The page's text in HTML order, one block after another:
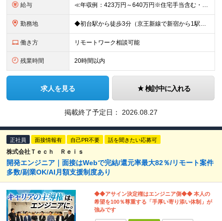
給与 ≪年収例：423万円～640万円※住宅手当含む・残業代除く≫ ◆賞与年4カ月分支給 ※昨年度実績 ◆住宅手当・退職金制度・持株会など各種制度や手当が充実！ 月給24万800円～37万8,050円＋賞
勤務地 ◆初台駅から徒歩3分（京王新線で新宿から1駅！） ◆リモートワーク／フリーアドレス制度あり ◆出張転勤なし 【リゾートトラスト 東京本社】 東京都渋谷区代々木4-36-19 リゾートトラスト東京ビル
働き方 リモートワーク相談可能
残業時間 20時間以内
求人を見る 検討中に入れる
掲載終了予定日： 2026.08.27
正社員 面接情報有 自己PR不要 話を聞きたい応募可
株式会社Ｔｅｃｈ Ｒｅｉｓ
開発エンジニア｜面接はWebで完結/還元率最大82％/リモート案件
多数/副業OK/AI月額支援制度あり
◆◆アサイン決定権はエンジニア側◆◆ 本人の
希望を100％尊重する「手厚い寄り添い体制」が
強みです